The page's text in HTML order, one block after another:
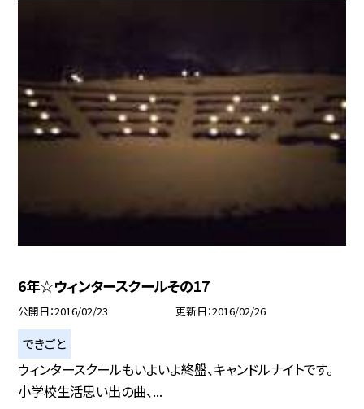
6年☆ウィンタースクールその17
公開日 2016/02/23 更新日 2016/02/26
できごと
ウィンタースクールもいよいよ終盤、キャンドルナイトです。
小学校生活思い出の曲、...